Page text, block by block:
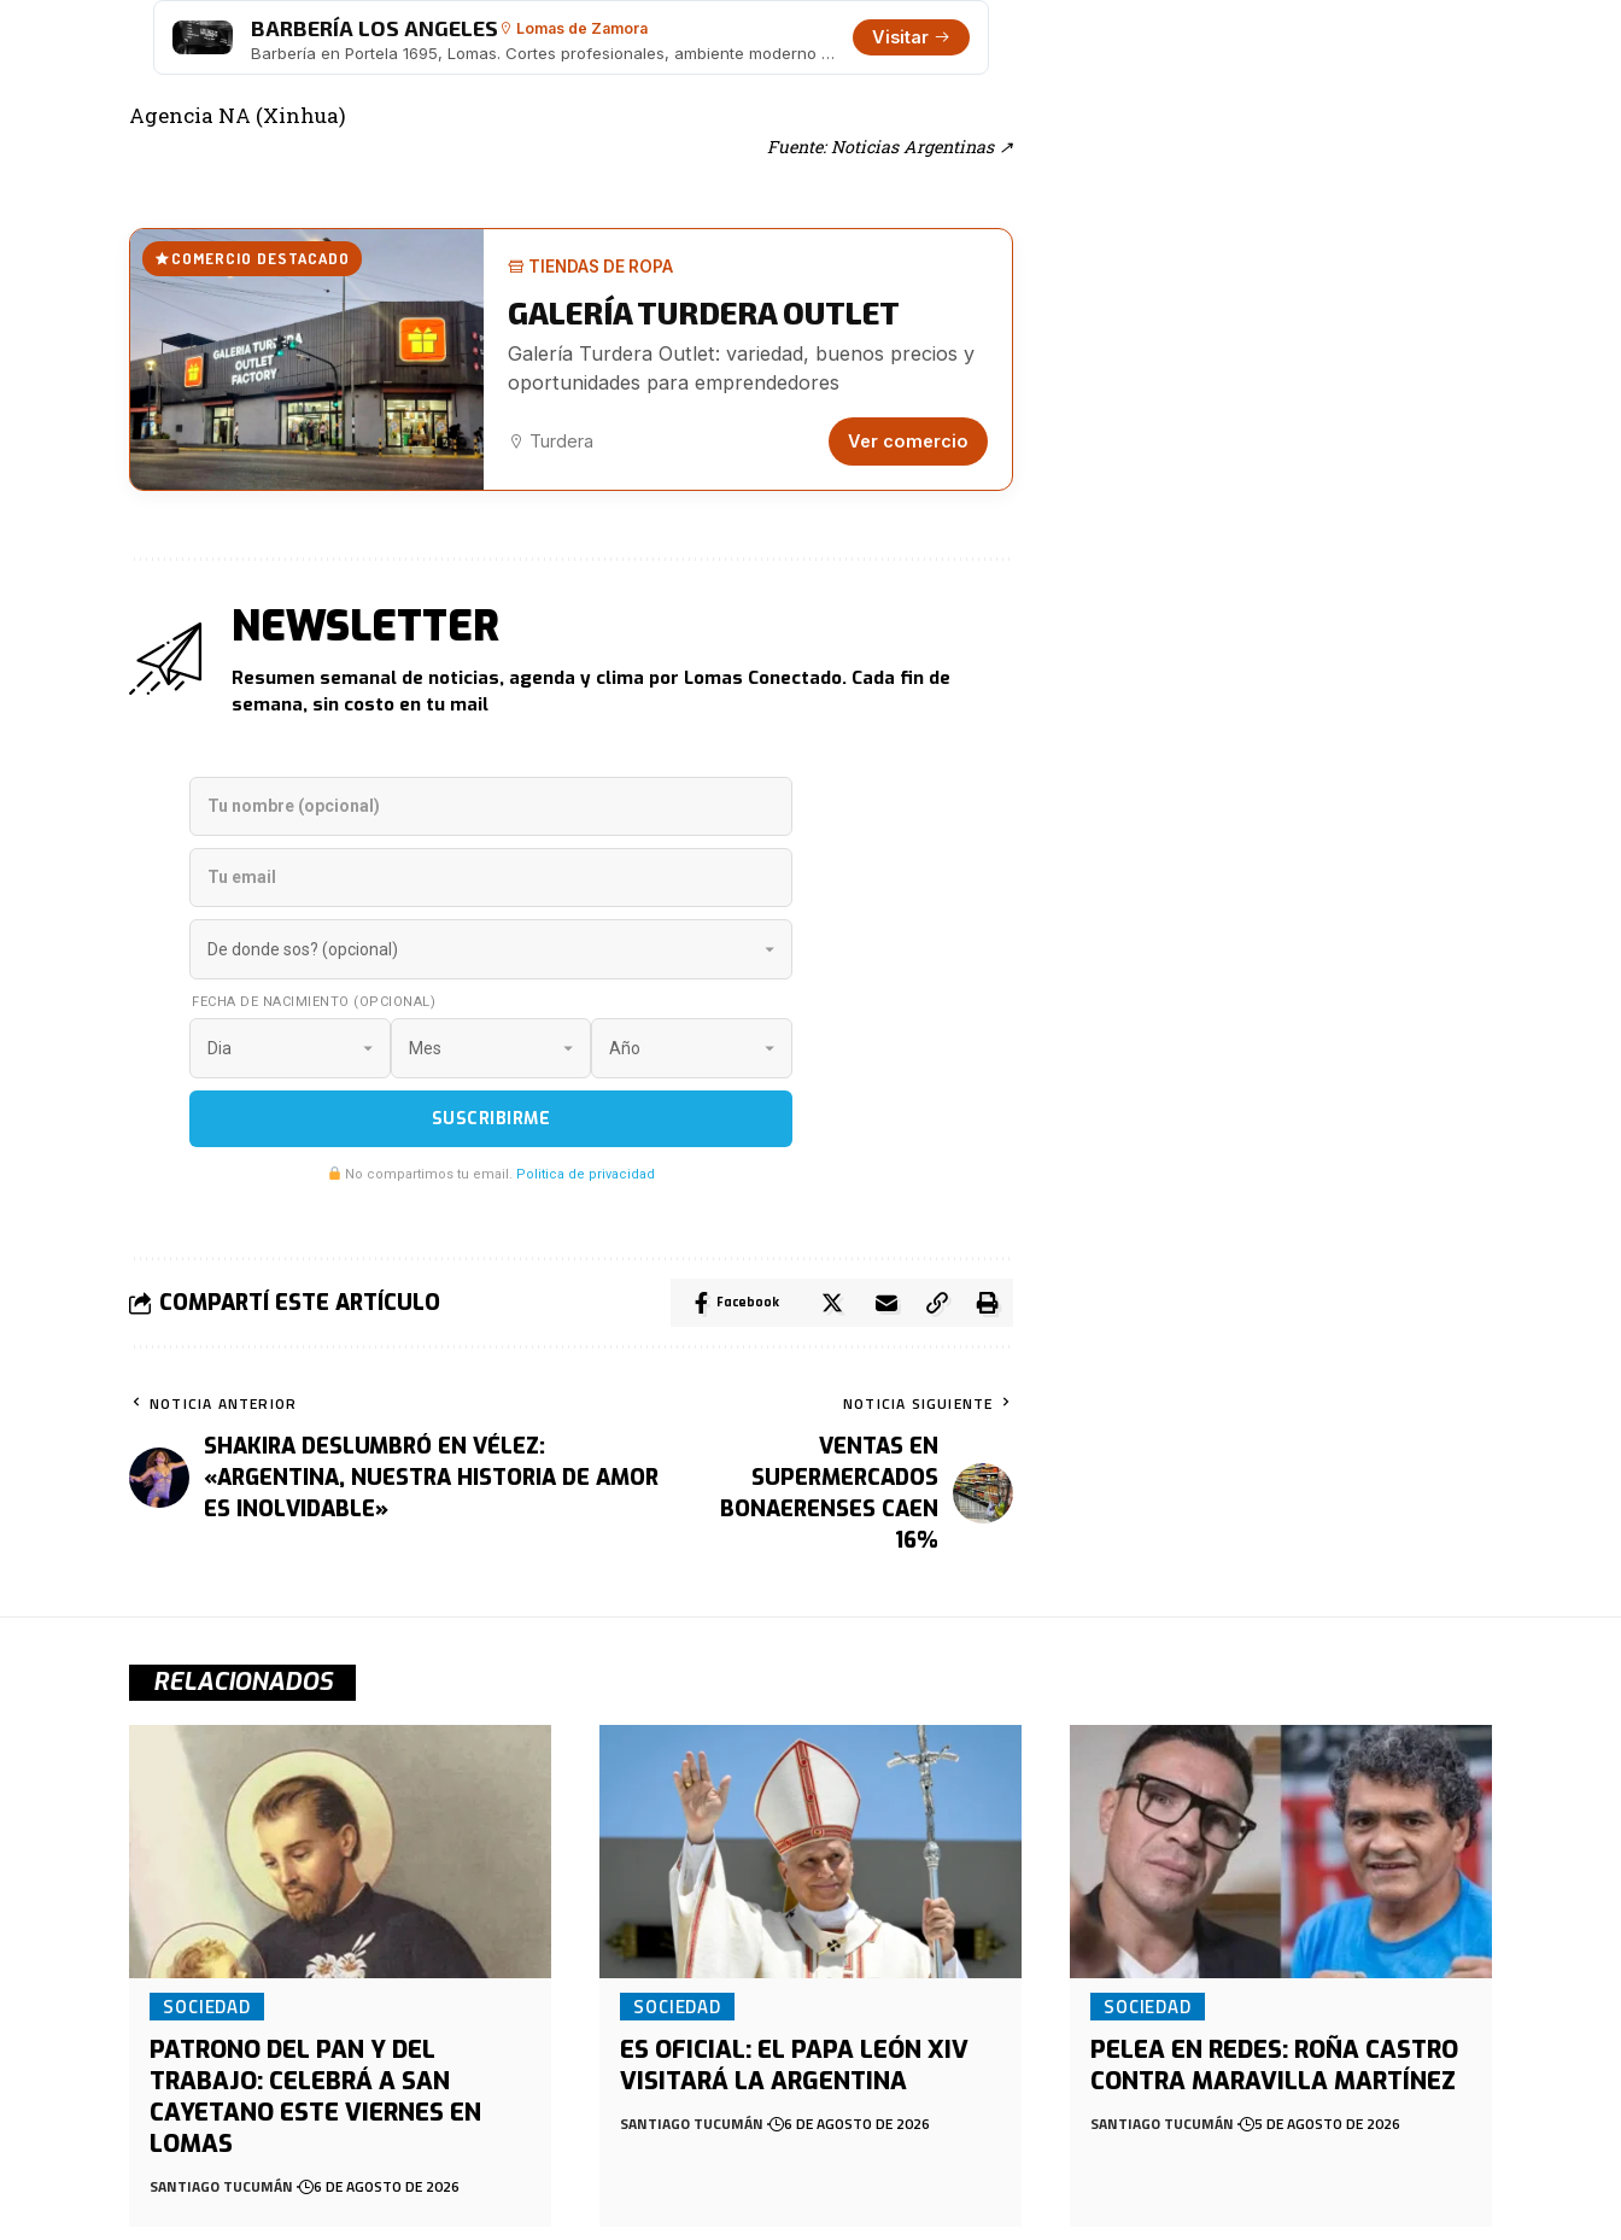
BARBERÍA LOS ANGELES Lomas de Zamora
Barbería en Portela 1695, Lomas. Cortes profesionales, ambiente moderno y turnos online. También en Boedo 482.
Visitar
Agencia NA (Xinhua)
Fuente: Noticias Argentinas ↗
COMERCIO DESTACADO TIENDAS DE ROPA
GALERÍA TURDERA OUTLET
Galería Turdera Outlet: variedad, buenos precios y
oportunidades para emprendedores
Turdera Ver comercio
NEWSLETTER
Resumen semanal de noticias, agenda y clima por Lomas Conectado. Cada fin de
semana, sin costo en tu mail
FECHA DE NACIMIENTO (OPCIONAL)
SUSCRIBIRME
No compartimos tu email. Politica de privacidad
COMPARTÍ ESTE ARTÍCULO Facebook
NOTICIA ANTERIOR
SHAKIRA DESLUMBRÓ EN VÉLEZ:
«ARGENTINA, NUESTRA HISTORIA DE AMOR
ES INOLVIDABLE»
NOTICIA SIGUIENTE
VENTAS EN
SUPERMERCADOS
BONAERENSES CAEN
16%
RELACIONADOS
SOCIEDAD
PATRONO DEL PAN Y DEL
TRABAJO: CELEBRÁ A SAN
CAYETANO ESTE VIERNES EN
LOMAS
SANTIAGO TUCUMÁN 6 DE AGOSTO DE 2026
SOCIEDAD
ES OFICIAL: EL PAPA LEÓN XIV
VISITARÁ LA ARGENTINA
SANTIAGO TUCUMÁN 6 DE AGOSTO DE 2026
SOCIEDAD
PELEA EN REDES: ROÑA CASTRO
CONTRA MARAVILLA MARTÍNEZ
SANTIAGO TUCUMÁN 5 DE AGOSTO DE 2026